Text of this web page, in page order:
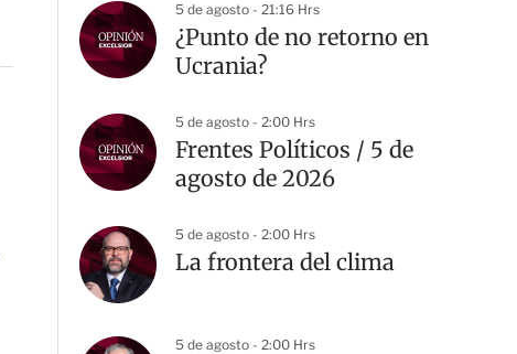
5 de agosto - 21:16 Hrs
¿Punto de no retorno en
Ucrania?
5 de agosto - 2:00 Hrs
Frentes Políticos / 5 de
agosto de 2026
5 de agosto - 2:00 Hrs
La frontera del clima
5 de agosto - 2:00 Hrs